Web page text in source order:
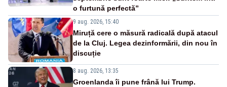
o furtună perfectă”
9 aug. 2026, 15:40
Miruță cere o măsură radicală după atacul
de la Cluj. Legea dezinformării, din nou în
discuție
8 aug. 2026, 13:35
Groenlanda îi pune frână lui Trump.